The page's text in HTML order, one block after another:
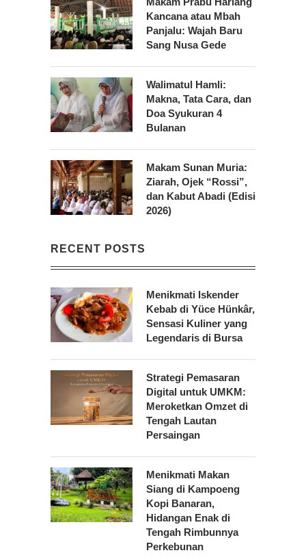
Kancana atau Mbah
Panjalu: Wajah Baru
Sang Nusa Gede
Walimatul Hamli:
Makna, Tata Cara, dan
Doa Syukuran 4
Bulanan
Makam Sunan Muria:
Ziarah, Ojek “Rossi”,
dan Kabut Abadi (Edisi
2026)
RECENT POSTS
Menikmati Iskender
Kebab di Yüce Hünkâr,
Sensasi Kuliner yang
Legendaris di Bursa
Strategi Pemasaran
Digital untuk UMKM:
Meroketkan Omzet di
Tengah Lautan
Persaingan
Menikmati Makan
Siang di Kampoeng
Kopi Banaran,
Hidangan Enak di
Tengah Rimbunnya
Perkebunan